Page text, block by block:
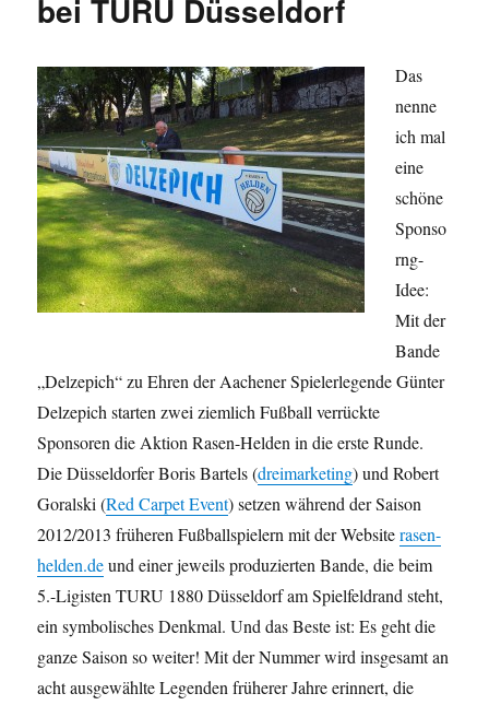
bei TURU Düsseldorf
Das
nenne
ich mal
eine
schöne
Sponso
rng-
Idee:
Mit der
Bande
„Delzepich“ zu Ehren der Aachener Spielerlegende Günter
Delzepich starten zwei ziemlich Fußball verrückte
Sponsoren die Aktion Rasen-Helden in die erste Runde.
Die Düsseldorfer Boris Bartels (dreimarketing) und Robert
Goralski (Red Carpet Event) setzen während der Saison
2012/2013 früheren Fußballspielern mit der Websiterasen-
helden.deund einer jeweils produzierten Bande, die beim
5.-Ligisten TURU 1880 Düsseldorf am Spielfeldrand steht,
ein symbolisches Denkmal. Und das Beste ist: Es geht die
ganze Saison so weiter! Mit der Nummer wird insgesamt an
acht ausgewählte Legenden früherer Jahre erinnert, die